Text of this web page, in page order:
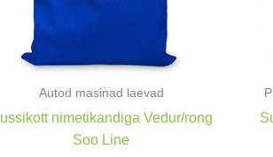
Autod masinad laevad
nimetikandiga Vedur/rong
Soo Line